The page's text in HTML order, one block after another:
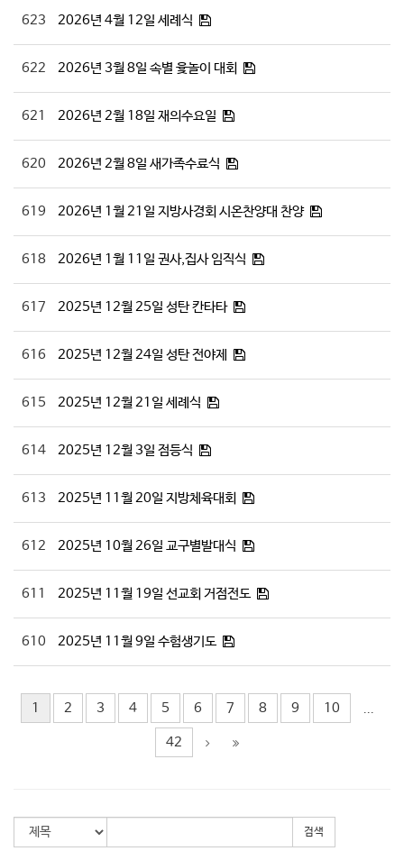
623 2026년 4월 12일 세례식
622 2026년 3월 8일 속별 윷놀이 대회
621 2026년 2월 18일 재의수요일
620 2026년 2월 8일 새가족수료식
619 2026년 1월 21일 지방사경회 시온찬양대 찬양
618 2026년 1월 11일 권사,집사 임직식
617 2025년 12월 25일 성탄 칸타타
616 2025년 12월 24일 성탄 전야제
615 2025년 12월 21일 세례식
614 2025년 12월 3일 점등식
613 2025년 11월 20일 지방체육대회
612 2025년 10월 26일 교구별발대식
611 2025년 11월 19일 선교회 거점전도
610 2025년 11월 9일 수험생기도
1 2 3 4 5 6 7 8 9 10 ...
42
검색